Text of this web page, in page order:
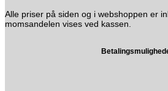
Alle priser på siden og i webshoppen er
momsandelen vises ved kassen.